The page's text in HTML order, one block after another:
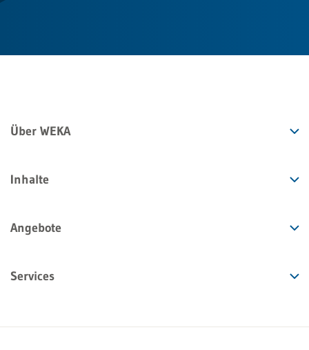
Über WEKA
Inhalte
Angebote
Services